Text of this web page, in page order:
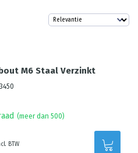
M6 Staal Verzinkt
(meer dan 500)
BTW